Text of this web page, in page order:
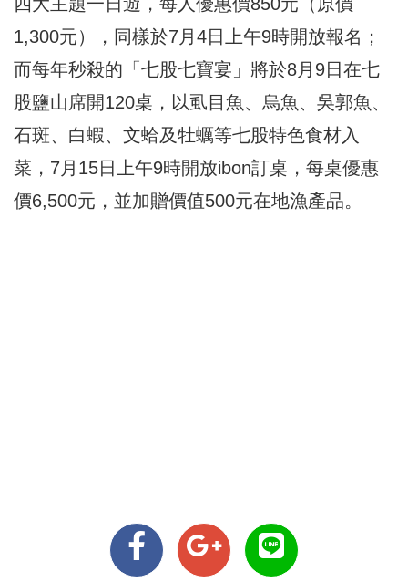
1,300元），同樣於7月4日上午9時開放報名；
而每年秒殺的「七股七寶宴」將於8月9日在七
股鹽山席開120桌，以虱目魚、烏魚、吳郭魚、
石斑、白蝦、文蛤及牡蠣等七股特色食材入
菜，7月15日上午9時開放ibon訂桌，每桌優惠
價6,500元，並加贈價值500元在地漁產品。